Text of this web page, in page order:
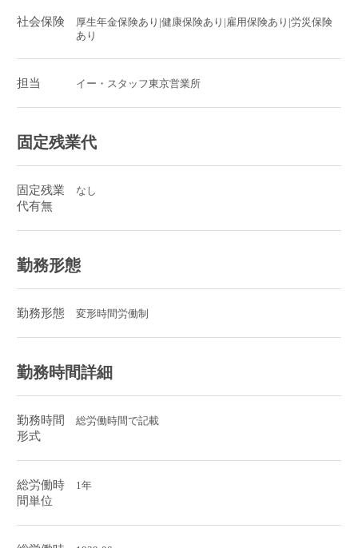
社会保険
厚生年金保険あり|健康保険あり|雇用保険あり|労災保険
あり
担当 イー・スタッフ東京営業所
固定残業代
固定残業
代有無
なし
勤務形態
勤務形態 変形時間労働制
勤務時間詳細
勤務時間
形式
総労働時間で記載
総労働時
間単位
1年